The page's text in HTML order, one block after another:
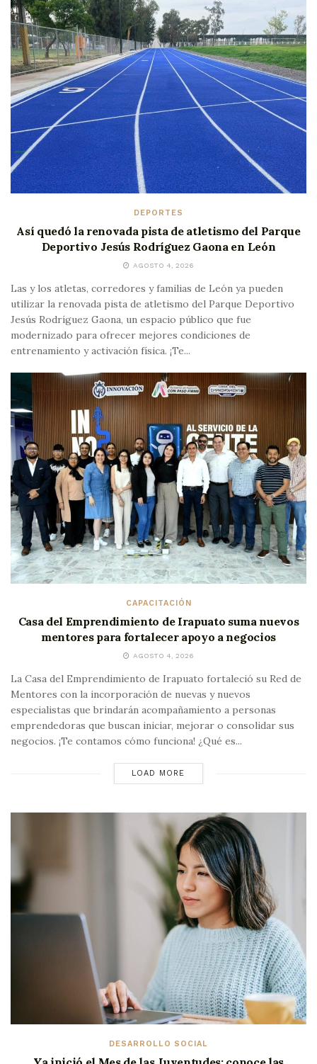
DEPORTES
Así quedó la renovada pista de atletismo del Parque
Deportivo Jesús Rodríguez Gaona en León
AGOSTO 4, 2026
Las y los atletas, corredores y familias de León ya pueden
utilizar la renovada pista de atletismo del Parque Deportivo
Jesús Rodríguez Gaona, un espacio público que fue
modernizado para ofrecer mejores condiciones de
entrenamiento y activación física. ¡Te...
CAPACITACIÓN
Casa del Emprendimiento de Irapuato suma nuevos
mentores para fortalecer apoyo a negocios
AGOSTO 4, 2026
La Casa del Emprendimiento de Irapuato fortaleció su Red de
Mentores con la incorporación de nuevas y nuevos
especialistas que brindarán acompañamiento a personas
emprendedoras que buscan iniciar, mejorar o consolidar sus
negocios. ¡Te contamos cómo funciona! ¿Qué es...
LOAD MORE
DESARROLLO SOCIAL